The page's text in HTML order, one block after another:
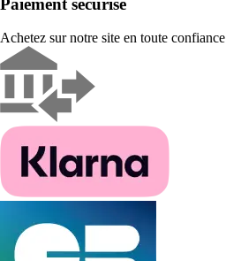
Achetez sur notre site en toute confiance